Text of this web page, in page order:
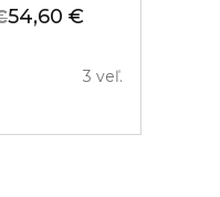
54,60 €
3 veľ.